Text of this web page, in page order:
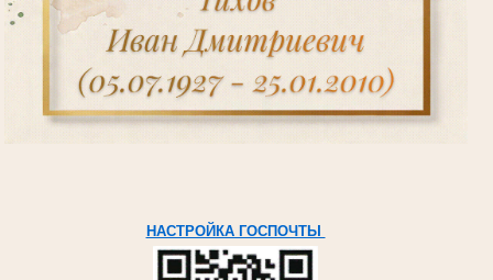
НАСТРОЙКА ГОСПОЧТЫ